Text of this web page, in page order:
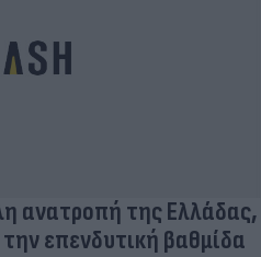
ανατροπή της Ελλάδας,
επενδυτική βαθμίδα